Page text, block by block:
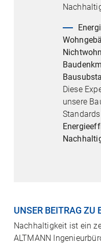
Diese
unsere
UNSER BEITRAG ZU
Nachhaltigkeit ist ein
ALTMANN